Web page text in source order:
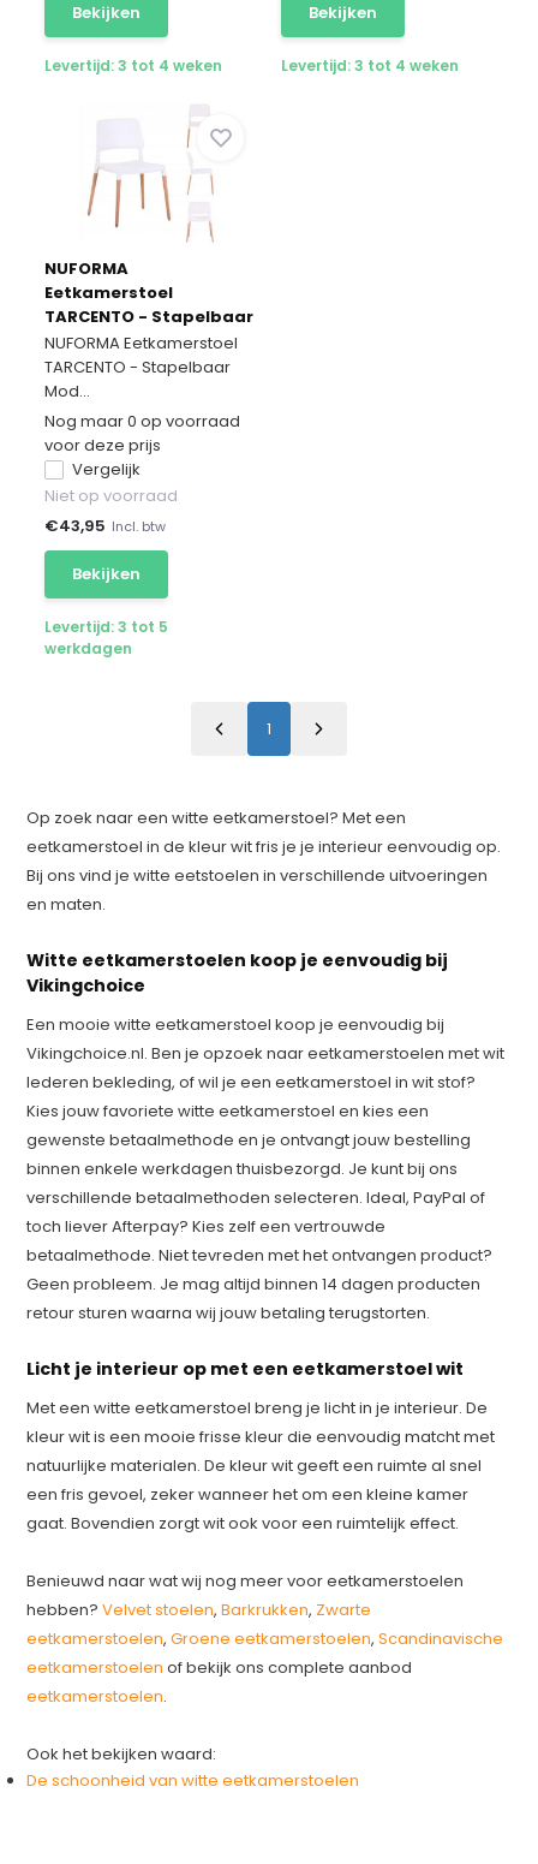
Bekijken
Levertijd: 3 tot 4 weken
Bekijken
Levertijd: 3 tot 4 weken
NUFORMA
Eetkamerstoel
TARCENTO - Stapelbaar
Modern Design
NUFORMA Eetkamerstoel
TARCENTO - Stapelbaar
Mod...
Nog maar 0 op voorraad
voor deze prijs
Vergelijk
Niet op voorraad
€43,95 Incl. btw
Bekijken
Levertijd: 3 tot 5
werkdagen
1
Op zoek naar een witte eetkamerstoel? Met een
eetkamerstoel in de kleur wit fris je je interieur eenvoudig op.
Bij ons vind je witte eetstoelen in verschillende uitvoeringen
en maten.
Witte eetkamerstoelen koop je eenvoudig bij
Vikingchoice
Een mooie witte eetkamerstoel koop je eenvoudig bij
Vikingchoice.nl. Ben je opzoek naar eetkamerstoelen met wit
lederen bekleding, of wil je een eetkamerstoel in wit stof?
Kies jouw favoriete witte eetkamerstoel en kies een
gewenste betaalmethode en je ontvangt jouw bestelling
binnen enkele werkdagen thuisbezorgd. Je kunt bij ons
verschillende betaalmethoden selecteren. Ideal, PayPal of
toch liever Afterpay? Kies zelf een vertrouwde
betaalmethode. Niet tevreden met het ontvangen product?
Geen probleem. Je mag altijd binnen 14 dagen producten
retour sturen waarna wij jouw betaling terugstorten.
Licht je interieur op met een eetkamerstoel wit
Met een witte eetkamerstoel breng je licht in je interieur. De
kleur wit is een mooie frisse kleur die eenvoudig matcht met
natuurlijke materialen. De kleur wit geeft een ruimte al snel
een fris gevoel, zeker wanneer het om een kleine kamer
gaat. Bovendien zorgt wit ook voor een ruimtelijk effect.
Benieuwd naar wat wij nog meer voor eetkamerstoelen
hebben?Velvet stoelen,Barkrukken, Zwarte
eetkamerstoelen,Groene eetkamerstoelen,Scandinavische
eetkamerstoelen of bekijk ons complete aanbod
eetkamerstoelen.
Ook het bekijken waard:
De schoonheid van witte eetkamerstoelen